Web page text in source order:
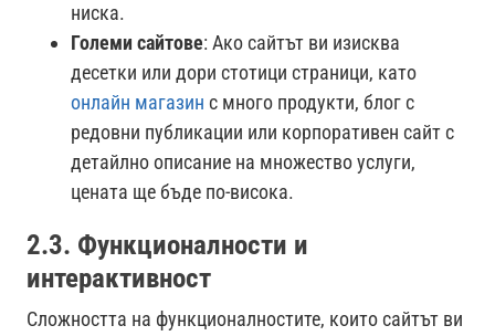
ниска.
Големи сайтове: Ако сайтът ви изисква
десетки или дори стотици страници, като
онлайн магазин с много продукти, блог с
редовни публикации или корпоративен сайт с
детайлно описание на множество услуги,
цената ще бъде по-висока.
2.3. Функционалности и
интерактивност
Сложността на функционалностите, които сайтът ви